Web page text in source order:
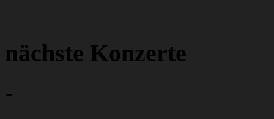
nächste Konzerte
-